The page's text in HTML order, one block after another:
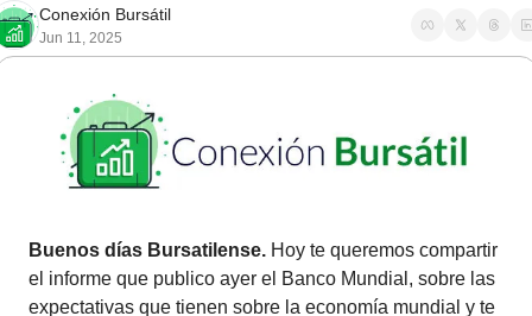
Conexión Bursátil
Jun 11, 2025
Buenos días Bursatilense. Hoy te queremos compartir
el informe que publico ayer el Banco Mundial, sobre las
expectativas que tienen sobre la economía mundial y te